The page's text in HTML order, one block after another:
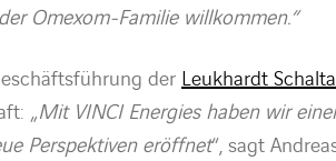
Omexom-Familie willkommen.“
der Leukhardt
„Mit VINCI Energies haben wir
Perspektiven eröffnet“, sagt